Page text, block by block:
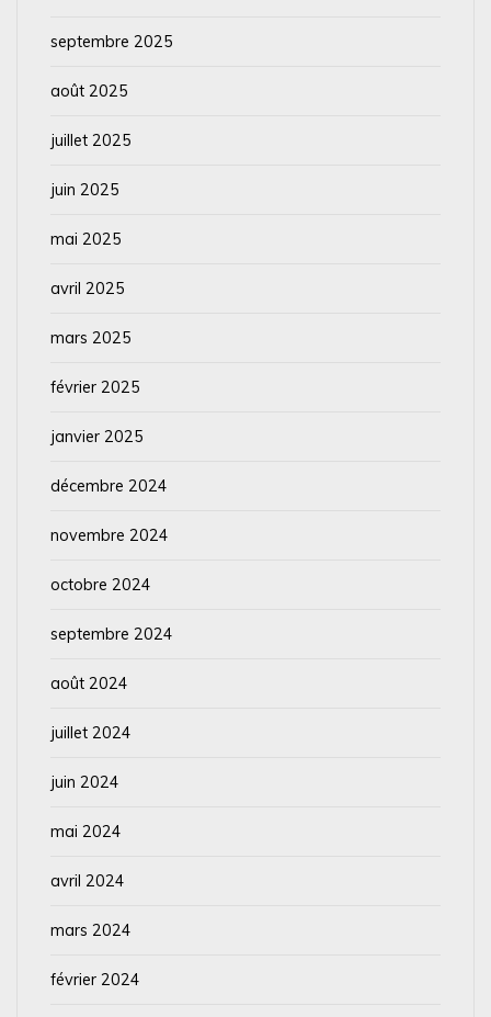
septembre 2025
août 2025
juillet 2025
juin 2025
mai 2025
avril 2025
mars 2025
février 2025
janvier 2025
décembre 2024
novembre 2024
octobre 2024
septembre 2024
août 2024
juillet 2024
juin 2024
mai 2024
avril 2024
mars 2024
février 2024